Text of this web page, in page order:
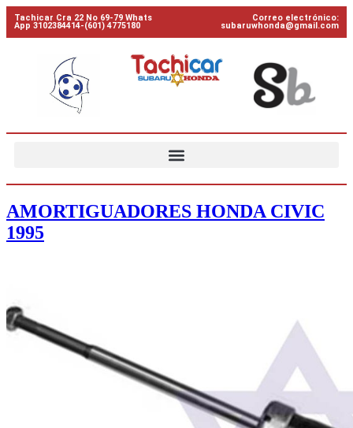
Tachicar Cra 22 No 69-79 Whats
App 3102384414-(601) 4775180
Correo electrónico:
subaruwhonda@gmail.com
AMORTIGUADORES HONDA CIVIC
1995